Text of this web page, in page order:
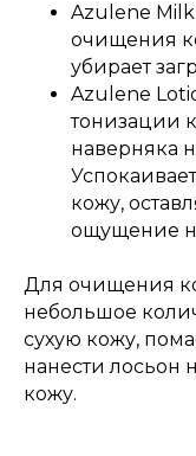
Azulene
очищения
убирает
Azulene
тонизации
наверняка
кожу,
ощущение
Для очищения
небольшое
сухую кожу,
нанести лосьон
кожу.